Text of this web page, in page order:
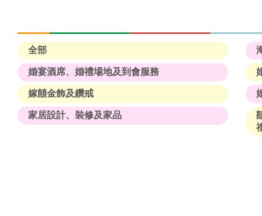
全部
婚宴酒席、婚禮場地及到會服務
嫁囍金飾及鑽戒
家居設計、裝修及家品